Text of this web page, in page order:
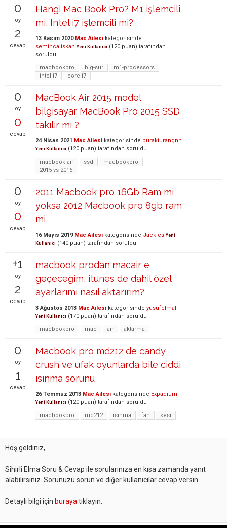
0
oy
2
cevap
Hangi Mac Book Pro? M1 işlemcili
mi, Intel i7 işlemcili mi?
13 Kasım 2020 Mac Ailesi kategorisinde
semihcaliskan Yeni Kullanıcı (120 puan) tarafından
soruldu
macbookpro
big-sur
m1-processors
intel-i7
core-i7
0
oy
0
cevap
MacBook Air 2015 model
bilgisayar MacBook Pro 2015 SSD
takılır mı ?
24 Nisan 2021 Mac Ailesi kategorisinde burakturangnn
Yeni Kullanıcı (120 puan) tarafından soruldu
macbook-air
ssd
macbookpro
2015-vs-2016
0
oy
0
cevap
2011 Macbook pro 16Gb Ram mi
yoksa 2012 Macbook pro 8gb ram
mi
16 Mayıs 2019 Mac Ailesi kategorisinde Jackles Yeni
Kullanıcı (140 puan) tarafından soruldu
+1
oy
2
cevap
macbook prodan macair e
geçeceğim, itunes de dahil özel
ayarlarımı nasıl aktarırım?
3 Ağustos 2013 Mac Ailesi kategorisinde yusufelmal
Yeni Kullanıcı (170 puan) tarafından soruldu
macbookpro
mac air aktarma
0
oy
1
cevap
Macbook pro md212 de candy
crush ve ufak oyunlarda bile ciddi
ısınma sorunu
26 Temmuz 2013 Mac Ailesi kategorisinde Expadium
Yeni Kullanıcı (120 puan) tarafından soruldu
macbookpro
md212 ısınma fan sesi
Hoş geldiniz,
Sihirli Elma Soru & Cevap ile sorularınıza en kısa zamanda yanıt
alabilirsiniz. Sorunuzu sorun ve diğer kullanıcılar cevap versin.
Detaylı bilgi için buraya tıklayın.